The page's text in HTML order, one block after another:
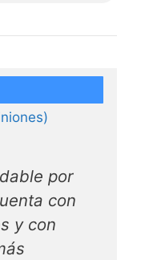
por
con
y con